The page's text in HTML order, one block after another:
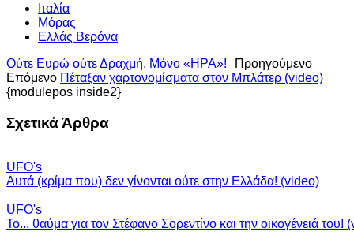
Ιταλία
Μόρας
Ελλάς Βερόνα
Προηγούμενο
Ούτε Ευρώ ούτε Δραχμή. Μόνο «ΗΡΑ»!
Επόμενο Πέταξαν χαρτονομίσματα στον Μπλάτερ (video)
{modulepos inside2}
Σχετικά Άρθρα
UFO's
Αυτά (κρίμα που) δεν γίνονται ούτε στην Ελλάδα! (video)
UFO's
Το... θαύμα για τον Στέφανο Σορεντίνο και την οικογένειά του!